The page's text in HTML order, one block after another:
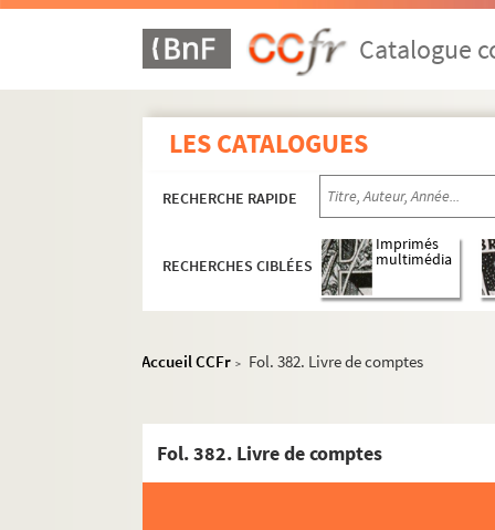
Catalogue
LES CATALOGUES
RECHERCHE RAPIDE
RECHERCHES CIBLÉES
Imprimés
multimédia
Accueil CCFr > Fol. 382. Livre de comptes
Fol. 382. Livre de comptes